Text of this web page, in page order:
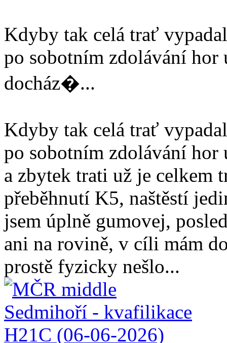
Kdyby tak celá trať
po sobotním zdolávání hor
docház�...
Kdyby tak celá trať
po sobotním zdolávání hor
a zbytek trati už je celkem
přeběhnutí K5, naštěstí
jsem úplně gumovej,
ani na rovině, v cíli mám
prostě fyzicky nešlo...